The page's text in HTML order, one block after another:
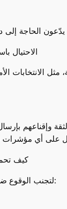
5.
وإقناعهم
كيف
لتجنب الوقوع ضحية لهذه الخدع، يُنصح باتباع الخطوات التالية: